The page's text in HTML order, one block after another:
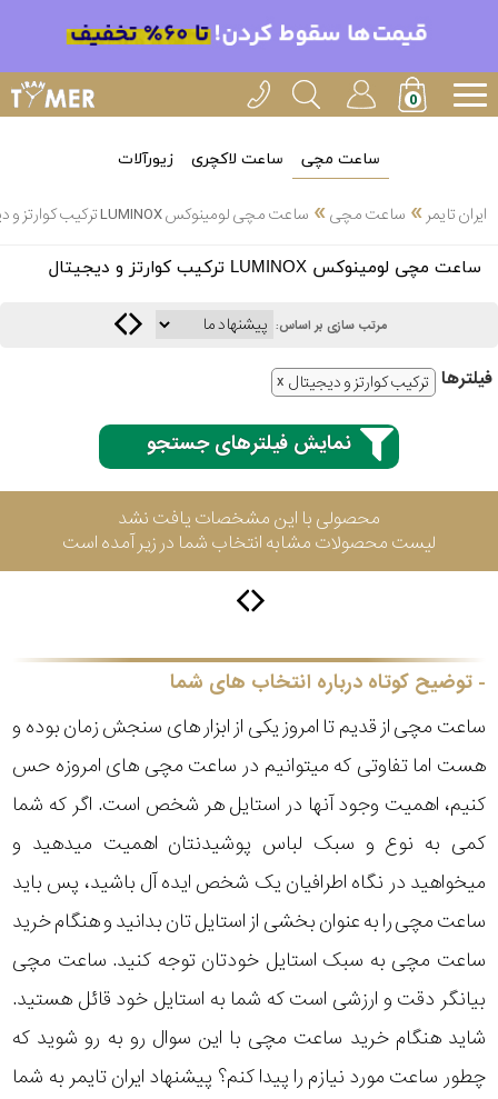
ساعت مچی ساعت لاکچری زیورآلات
ایران تایمر » ساعت مچی» ساعت مچی لومینوکس LUMINOX ترکیب کوارتز و دیجیتال
ساعت مچی لومینوکس LUMINOX ترکیب کوارتز و دیجیتال
مرتب سازی بر اساس:
فیلتر‌ها ترکیب کوارتز و دیجیتال
نمایش فیلترهای جستجو
محصولی با این مشخصات یافت نشد
لیست محصولات مشابه انتخاب شما در زیر آمده است
توضیح کوتاه درباره انتخاب های شما
ساعت مچی از قدیم تا امروز یکی از ابزار های سنجش زمان بوده و
هست اما تفاوتی که میتوانیم در ساعت مچی های امروزه حس
کنیم، اهمیت وجود آنها در استایل هر شخص است. اگر که شما
کمی به نوع و سبک لباس پوشیدنتان اهمیت میدهید و
میخواهید در نگاه اطرافیان یک شخص ایده آل باشید، پس باید
ساعت مچی را به عنوان بخشی از استایل تان بدانید و هنگام خرید
ساعت مچی به سبک استایل خودتان توجه کنید. ساعت مچی
بیانگر دقت و ارزشی است که شما به استایل خود قائل هستید.
شاید هنگام خرید ساعت مچی با این سوال رو به رو شوید که
چطور ساعت مورد نیازم را پیدا کنم؟ پیشنهاد ایران تایمر به شما
انتخاب
بین 3
3
سیکو
سیتیزن
اورینت
پیلار
لیکوپر
آدیداس
متی
جنسیت
استایل
محدوده